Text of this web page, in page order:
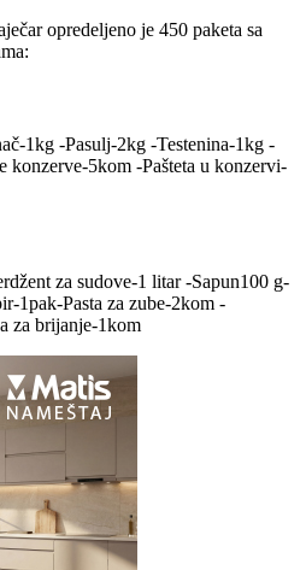
opredeljeno je 450 paketa sa
1kg -Pasulj-2kg -Testenina-1kg -
konzerve-5kom -Pašteta u konzervi-
za sudove-1 litar -Sapun100 g-
1pak-Pasta za zube-2kom -
za brijanje-1kom